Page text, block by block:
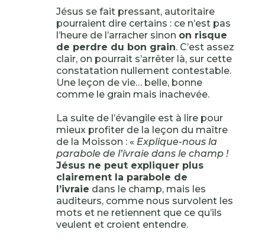
Jésus se fait pressant, autoritaire
pourraient dire certains : ce n’est pas
l’heure de l’arracher sinon on risque
de perdre du bon grain. C’est assez
clair, on pourrait s’arrêter là, sur cette
constatation nullement contestable.
Une leçon de vie… belle, bonne
comme le grain mais inachevée.
La suite de l’évangile est à lire pour
mieux profiter de la leçon du maître
de la Moisson : « Explique-nous la
parabole de l’ivraie dans le champ !
Jésus ne peut expliquer plus
clairement la parabole de
l’ivraie dans le champ, mais les
auditeurs, comme nous survolent les
mots et ne retiennent que ce qu’ils
veulent et croient entendre.